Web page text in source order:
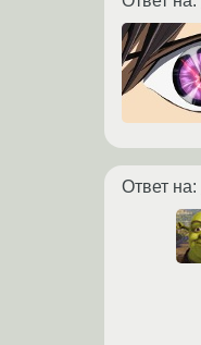
Ответ на: